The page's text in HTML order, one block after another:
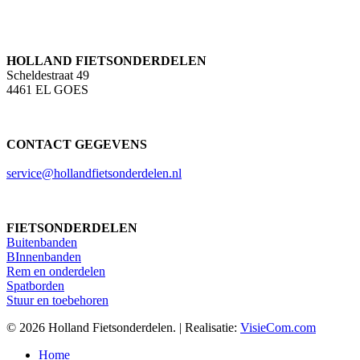
HOLLAND FIETSONDERDELEN
Scheldestraat 49
4461 EL GOES
CONTACT GEGEVENS
service@hollandfietsonderdelen.nl
FIETSONDERDELEN
Buitenbanden
BInnenbanden
Rem en onderdelen
Spatborden
Stuur en toebehoren
© 2026 Holland Fietsonderdelen. | Realisatie: VisieCom.com
Close
Home